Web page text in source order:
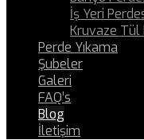
İş Yeri
Kruvaze Tül
Perde Yıkama
Şubeler
Galeri
FAQ’s
Blog
İletişim